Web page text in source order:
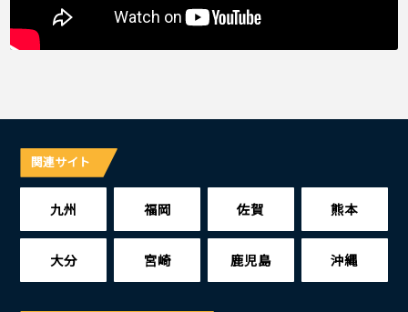
関連サイト
九州 福岡 佐賀 熊本
大分 宮崎 鹿児島 沖縄